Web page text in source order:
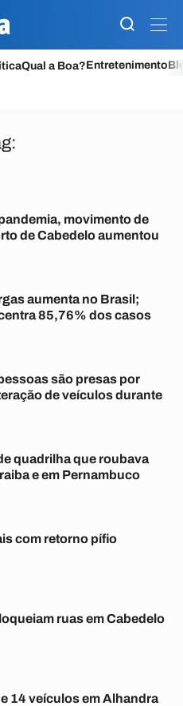
Qual a Boa?Entretenimento
movimento de
de Cabedelo aumentou
aumenta no Brasil;
85,76% dos casos
são presas por
de veículos durante
quadrilha que roubava
e em Pernambuco
com retorno pífio
ruas em Cabedelo
14 veículos em Alhandra